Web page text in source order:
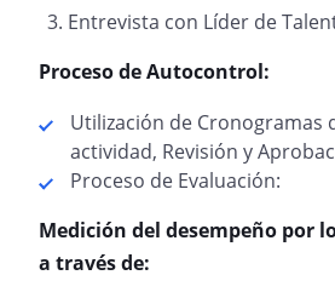
Entrevista con Líder de
Proceso de Autocontrol:
Utilización de Cronogramas
actividad, Revisión y
Proceso de Evaluación:
Medición del desempeño por
a través de: